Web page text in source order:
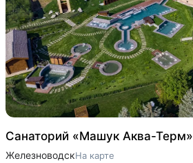
Санаторий «Машук Аква-Терм»
ЖелезноводскНа карте